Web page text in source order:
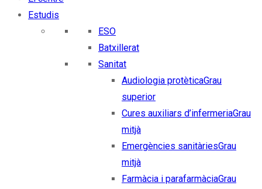
Estudis
ESO
Batxillerat
Sanitat
Audiologia protèticaGrau
superior
Cures auxiliars d’infermeriaGrau
mitjà
Emergències sanitàriesGrau
mitjà
Farmàcia i parafarmàciaGrau